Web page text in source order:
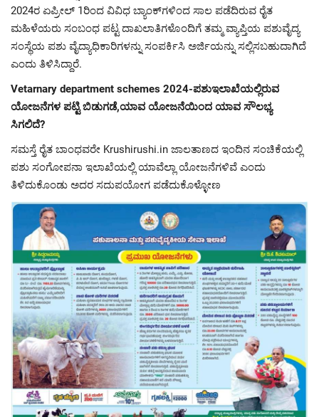
2024ರ ಏಪ್ರೀಲ್ 1ರಿಂದ ವಿವಿಧ ಬ್ಯಾಂಕ್‌ಗಳಿಂದ ಸಾಲ ಪಡೆದಿರುವ ರೈತ
ಮಹಿಳೆಯರು ಸಂಬಂಧ ಪಟ್ಟ ದಾಖಲಾತಿಗಳೊಂದಿಗೆ ತಮ್ಮ ವ್ಯಾಪ್ತಿಯ ಪಶುವೈದ್ಯ
ಸಂಸ್ಥೆಯ ಪಶು ವೈದ್ಯಾಧಿಕಾರಿಗಳನ್ನು ಸಂಪರ್ಕಿಸಿ ಅರ್ಜಿಯನ್ನು ಸಲ್ಲಿಸಬಹುದಾಗಿದೆ
ಎಂದು ತಿಳಿಸಿದ್ದಾರೆ.
Vetarnary department schemes 2024-ಪಶುಇಲಾಖೆಯಲ್ಲಿರುವ
ಯೋಜನೆಗಳ ಪಟ್ಟಿ ಬಿಡುಗಡೆ,ಯಾವ ಯೋಜನೆಯಿಂದ ಯಾವ ಸೌಲಭ್ಯ
ಸಿಗಲಿದೆ?
ಸಮಸ್ತೆ ರೈತ ಬಾಂಧವರೇ Krushirushi.in ಜಾಲತಾಣದ ಇಂದಿನ ಸಂಚಿಕೆಯಲ್ಲಿ
ಪಶು ಸಂಗೋಪನಾ ಇಲಾಖೆಯಲ್ಲಿ ಯಾವೆಲ್ಲಾ ಯೋಜನೆಗಳಿವೆ ಎಂದು
ತಿಳಿದುಕೊಂಡು ಅದರ ಸದುಪಯೋಗ ಪಡೆದುಕೊಳ್ಳೋಣ